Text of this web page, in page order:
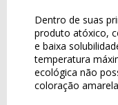
Dentro de suas
produto atóxico,
e baixa
temperatura
ecológica não
coloração